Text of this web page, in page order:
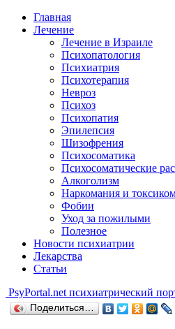
Главная
Лечение
Лечение в Израиле
Психопатология
Психиатрия
Психотерапия
Невроз
Психоз
Психопатия
Эпилепсия
Шизофрения
Психосоматика
Психосоматические
Алкоголизм
Наркомания и
Фобии
Уход за пожилыми
Полезное
Новости психиатрии
Лекарства
Статьи
PsyPortal.net психиатрический
Поделиться…